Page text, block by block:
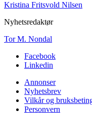
Kristina Fritsvold Nilsen
Nyhetsredaktør
Tor M. Nondal
Facebook
Linkedin
Annonser
Nyhetsbrev
Vilkår og
Personvern